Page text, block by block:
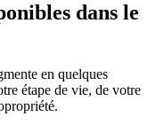
dans le
en quelques
étape de vie, de votre